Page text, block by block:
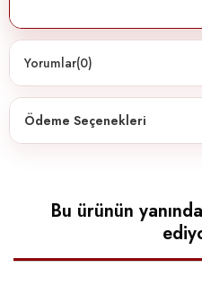
Yorumlar(0)
Ödeme Seçenekleri
Bu ürünün